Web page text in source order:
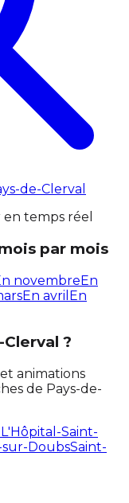
de-Clerval
en temps réel
par mois
novembreEn
En avril En
?
animations
de Pays-de-
L'Hôpital-Saint-
DoubsSaint-